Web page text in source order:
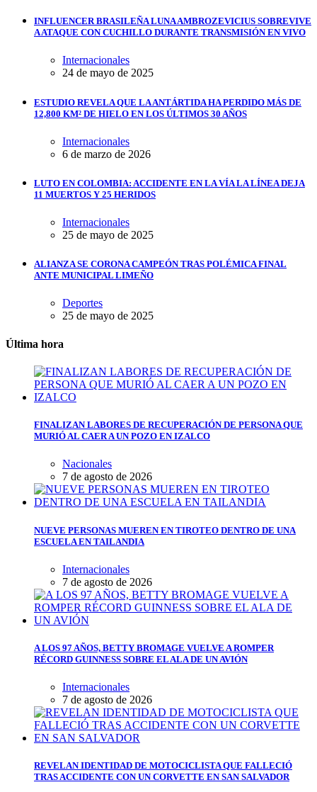
INFLUENCER BRASILEÑA LUNA AMBROZEVICIUS SOBREVIVE
A ATAQUE CON CUCHILLO DURANTE TRANSMISIÓN EN VIVO
Internacionales
24 de mayo de 2025
ESTUDIO REVELA QUE LA ANTÁRTIDA HA PERDIDO MÁS DE
12,800 KM² DE HIELO EN LOS ÚLTIMOS 30 AÑOS
Internacionales
6 de marzo de 2026
LUTO EN COLOMBIA: ACCIDENTE EN LA VÍA LA LÍNEA DEJA
11 MUERTOS Y 25 HERIDOS
Internacionales
25 de mayo de 2025
ALIANZA SE CORONA CAMPEÓN TRAS POLÉMICA FINAL
ANTE MUNICIPAL LIMEÑO
Deportes
25 de mayo de 2025
Última hora
FINALIZAN LABORES DE RECUPERACIÓN DE PERSONA QUE
MURIÓ AL CAER A UN POZO EN IZALCO
Nacionales
7 de agosto de 2026
NUEVE PERSONAS MUEREN EN TIROTEO DENTRO DE UNA
ESCUELA EN TAILANDIA
Internacionales
7 de agosto de 2026
A LOS 97 AÑOS, BETTY BROMAGE VUELVE A ROMPER
RÉCORD GUINNESS SOBRE EL ALA DE UN AVIÓN
Internacionales
7 de agosto de 2026
REVELAN IDENTIDAD DE MOTOCICLISTA QUE FALLECIÓ
TRAS ACCIDENTE CON UN CORVETTE EN SAN SALVADOR